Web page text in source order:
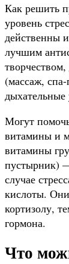
Как решить
уровень
действенны
лучшим
(массаж,
Могут
витамины и
витамины
пустырник)
случае
кислоты.
кортизолу,
гормона.
Что